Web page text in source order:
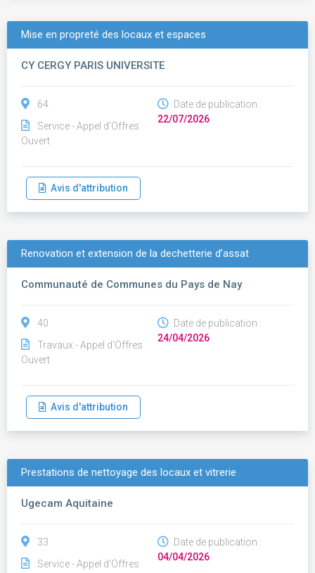
Mise en propreté des locaux et espaces
CY CERGY PARIS UNIVERSITE
64
Service - Appel d'Offres
Ouvert
Date de publication :
22/07/2026
Avis d'attribution
Renovation et extension de la dechetterie d’assat
Communauté de Communes du Pays de Nay
40
Travaux - Appel d'Offres
Ouvert
Date de publication :
24/04/2026
Avis d'attribution
Prestations de nettoyage des locaux et vitrerie
Ugecam Aquitaine
33
Service - Appel d'Offres
Date de publication :
04/04/2026